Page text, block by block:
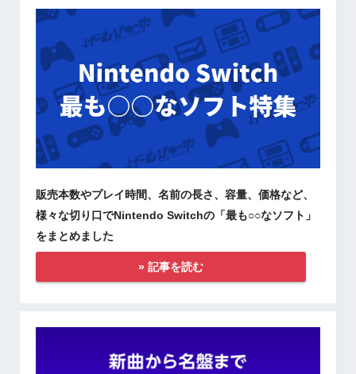
販売本数やプレイ時間、名前の長さ、容量、価格など、
様々な切り口でNintendo Switchの「最も○○なソフト」
をまとめました
» 記事を読む